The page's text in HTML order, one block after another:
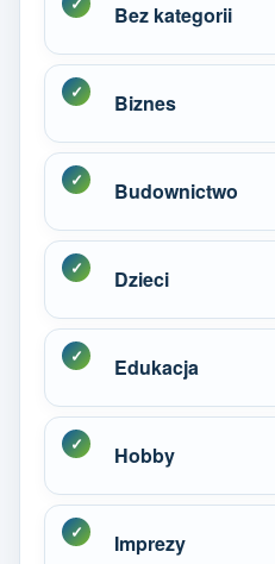
Bez kategorii
Biznes
Budownictwo
Dzieci
Edukacja
Hobby
Imprezy